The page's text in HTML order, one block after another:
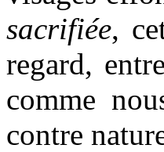
sacrifiée,
regard,
comme
contre